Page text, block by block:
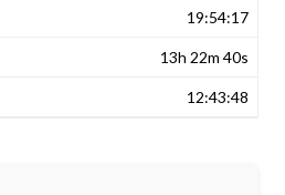
19:54:17
13h 22m 40s
12:43:48